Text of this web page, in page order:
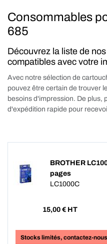
Consommables
685
Découvrez la liste de
compatibles avec votre
Avec notre sélection de
pouvez être certain de trouver
besoins d'impression. De plus,
d'expédition rapide pour
BROTHER
pages
LC1000C
15,00 € HT
Stocks limités, contactez-nous